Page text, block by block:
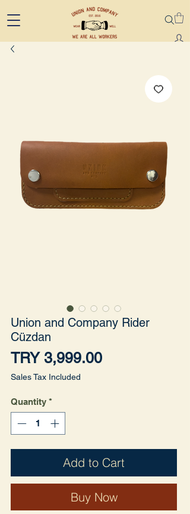
Union and Company Rider
Cüzdan
TRY 3,999.00Price
Sales Tax Included
Quantity *
Add to Cart
Buy Now